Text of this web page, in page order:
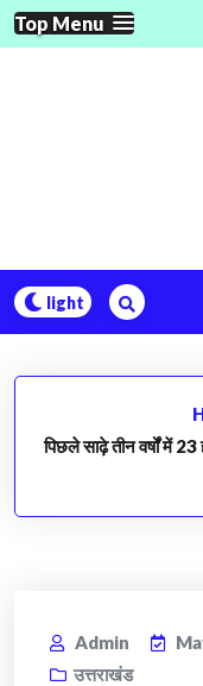
Skip
to
Top Menu
पिछले साढ़े तीन वर्षों में
Admin
उत्तराखंड